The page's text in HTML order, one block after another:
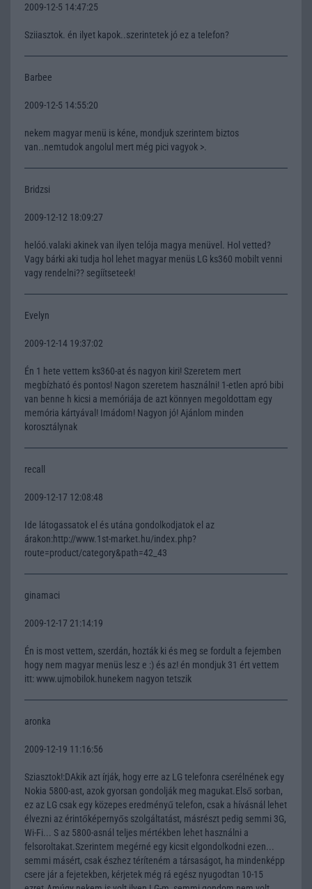
2009-12-5 14:47:25
Sziiasztok. én ilyet kapok..szerintetek jó ez a telefon?
Barbee
2009-12-5 14:55:20
nekem magyar menü is kéne, mondjuk szerintem biztos
van..nemtudok angolul mert még pici vagyok >.
Bridzsi
2009-12-12 18:09:27
helóó.valaki akinek van ilyen telója magya menüvel. Hol vetted?
Vagy bárki aki tudja hol lehet magyar menüs LG ks360 mobilt venni
vagy rendelni?? segíítseteek!
Evelyn
2009-12-14 19:37:02
Én 1 hete vettem ks360-at és nagyon kiri! Szeretem mert
megbízható és pontos! Nagon szeretem használni! 1-etlen apró bibi
van benne h kicsi a memóriája de azt könnyen megoldottam egy
memória kártyával! Imádom! Nagyon jó! Ajánlom minden
korosztálynak
recall
2009-12-17 12:08:48
Ide látogassatok el és utána gondolkodjatok el az
árakon:http://www.1st-market.hu/index.php?
route=product/category&path=42_43
ginamaci
2009-12-17 21:14:19
Én is most vettem, szerdán, hozták ki és meg se fordult a fejemben
hogy nem magyar menüs lesz e :) és az! én mondjuk 31 ért vettem
itt: www.ujmobilok.hunekem nagyon tetszik
aronka
2009-12-19 11:16:56
Sziasztok!:DAkik azt írják, hogy erre az LG telefonra cserélnének egy
Nokia 5800-ast, azok gyorsan gondolják meg magukat.Első sorban,
ez az LG csak egy közepes eredményű telefon, csak a hívásnál lehet
élvezni az érintőképernyős szolgáltatást, másrészt pedig semmi 3G,
Wi-Fi... S az 5800-asnál teljes mértékben lehet használni a
felsoroltakat.Szerintem megérné egy kicsit elgondolkodni ezen...
semmi másért, csak észhez téríteném a társaságot, ha mindenképp
csere jár a fejetekben, kérjetek még rá egész nyugodtan 10-15